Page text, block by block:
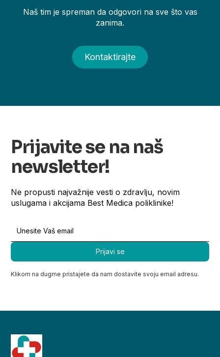
Naš tim je spreman da odgovori na sve što vas
zanima.
Kontaktirajte
Prijavite se na naš
newsletter!
Ne propusti najvažnije vesti o zdravlju, novim
uslugama i akcijama Best Medica poliklinike!
Klikom na dugme pristajete da nam dostavite svoju email adresu.